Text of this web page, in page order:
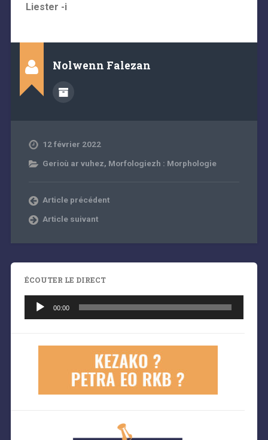
Liester -i
Nolwenn Falezan
12 février 2022
Gerioù ar vuhez, Morfologiezh : Morphologie
Article précédent
Article suivant
ÉCOUTER LE DIRECT
audio
00:00